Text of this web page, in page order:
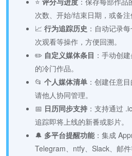
次数、开始/结束日期，或备注
📈 行为追踪历史 ：自动记录
次观看等操作，方便回溯。
✏️ 自定义媒体条目 ：手动创
的冷门作品。
📂 个人媒体清单 ：创建任意
请他人协同管理。
📅 日历同步支持 ：支持通过
追踪即将上线的新番或影片。
🔔 多平台提醒功能：集成
Telegram、ntfy、Slack、邮件